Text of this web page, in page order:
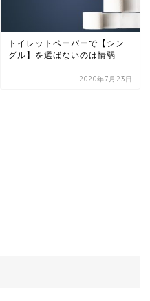
トイレットペーパーで【シン
グル】を選ばないのは情弱
2020年7月23日